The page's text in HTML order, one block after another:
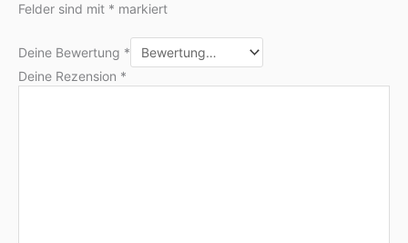
Felder sind mit * markiert
Deine Bewertung *
Deine Rezension *